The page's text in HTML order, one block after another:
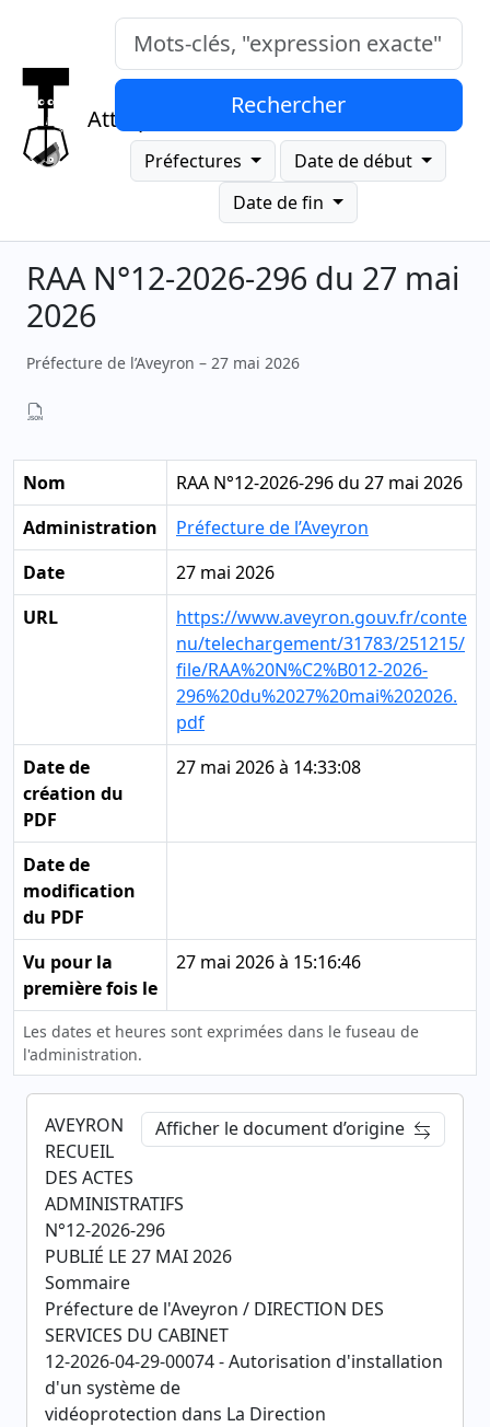
Attrap
Mots-clés, "expression exacte"
Rechercher
Préfectures
Date de début
Date de fin
RAA N°12-2026-296 du 27 mai
2026
Préfecture de l’Aveyron – 27 mai 2026
Nom
RAA N°12-2026-296 du 27 mai 2026
Administration
Préfecture de l’Aveyron
Date
27 mai 2026
URL
https://www.aveyron.gouv.fr/conte
nu/telechargement/31783/251215/
file/RAA%20N%C2%B012-2026-
296%20du%2027%20mai%202026.
pdf
Date de
création du
PDF
27 mai 2026 à 14:33:08
Date de
modification
du PDF
Vu pour la
première fois le
27 mai 2026 à 15:16:46
Les dates et heures sont exprimées dans le fuseau de
l'administration.
Afficher le document d’origine
AVEYRON
RECUEIL
DES ACTES
ADMINISTRATIFS
N°12-2026-296
PUBLIÉ LE 27 MAI 2026
Sommaire
Préfecture de l'Aveyron / DIRECTION DES
SERVICES DU CABINET
12-2026-04-29-00074 - Autorisation d'installation
d'un système de
vidéoprotection dans La Direction